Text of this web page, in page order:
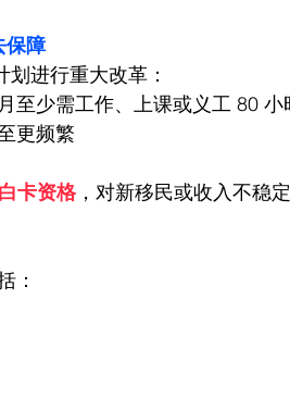
保障
进行重大改革：
至少需工作、上课或义工 80 小
更频繁
卡资格，对新移民或收入不稳
：